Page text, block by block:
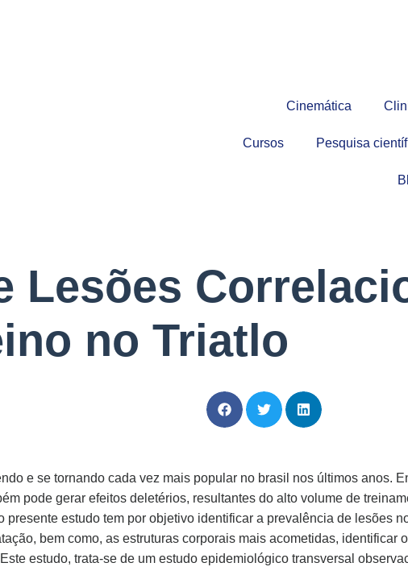
Cinemática
Cursos Pesquisa
Lesões
no Triatlo
e se tornando cada vez mais popular no brasil nos últimos anos.
pode gerar efeitos deletérios, resultantes do alto volume de
estudo tem por objetivo identificar a prevalência de lesões
bem como, as estruturas corporais mais acometidas, identificar
estudo, trata-se de um estudo epidemiológico transversal